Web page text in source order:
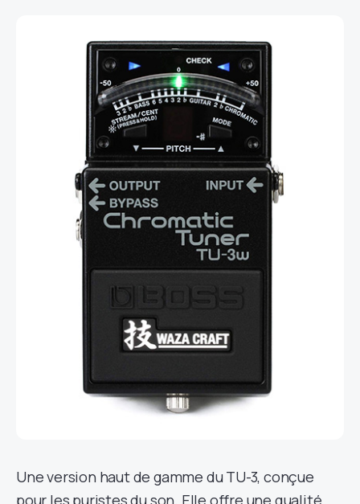
Une version haut de gamme du TU-3, conçue
pour les puristes du son. Elle offre une qualité